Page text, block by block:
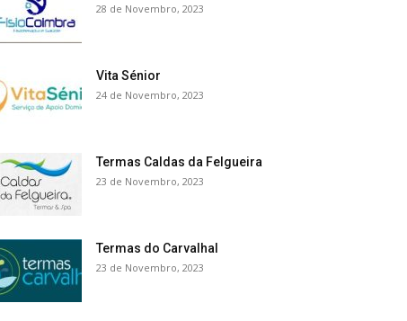
28 de Novembro, 2023
Vita Sénior
24 de Novembro, 2023
Termas Caldas da Felgueira
23 de Novembro, 2023
Termas do Carvalhal
23 de Novembro, 2023